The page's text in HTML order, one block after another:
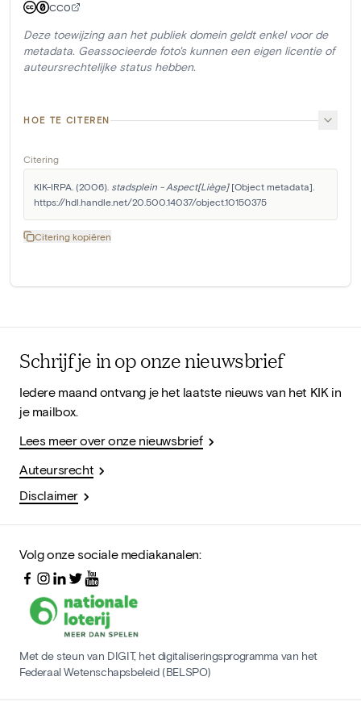
CC0
Deze toewijzing aan het publiek domein geldt enkel voor de
metadata. Geassocieerde foto's kunnen een eigen licentie of
auteursrechtelijke status hebben.
HOE TE CITEREN
Citering
KIK-IRPA. (2006). stadsplein - Aspect[Liège] [Object metadata].
https://hdl.handle.net/20.500.14037/object.10150375
Citering kopiëren
Schrijf je in op onze nieuwsbrief
Iedere maand ontvang je het laatste nieuws van het KIK in
je mailbox.
Lees meer over onze nieuwsbrief
Auteursrecht
Disclaimer
Volg onze sociale mediakanalen:
Met de steun van DIGIT, het digitaliseringsprogramma van het
Federaal Wetenschapsbeleid (BELSPO)